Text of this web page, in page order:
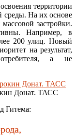
территории
среды. На их основе
застройки.
Например, в
200 улиц. Новый
на результат,
а не
Донат. ТАСС
Гитема: